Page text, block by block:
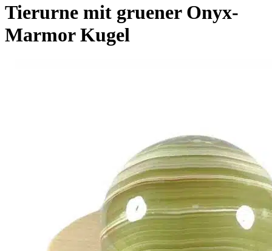
Tierurne mit gruener Onyx-
Marmor Kugel